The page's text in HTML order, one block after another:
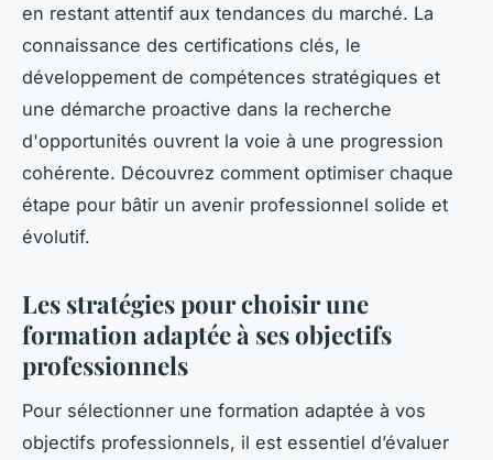
en restant attentif aux tendances du marché. La
connaissance des certifications clés, le
développement de compétences stratégiques et
une démarche proactive dans la recherche
d'opportunités ouvrent la voie à une progression
cohérente. Découvrez comment optimiser chaque
étape pour bâtir un avenir professionnel solide et
évolutif.
Les stratégies pour choisir une
formation adaptée à ses objectifs
professionnels
Pour sélectionner une formation adaptée à vos
objectifs professionnels, il est essentiel d’évaluer